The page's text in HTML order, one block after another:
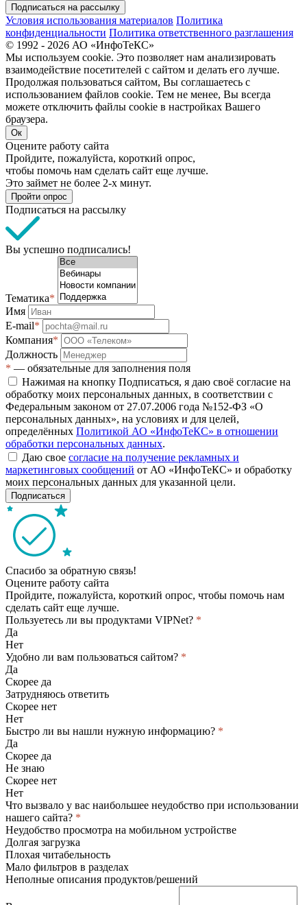
Подписаться на рассылку
Условия использования материалов Политика
конфиденциальности Политика ответственного разглашения
© 1992 - 2026 АО «ИнфоТеКС»
Мы используем cookie. Это позволяет нам анализировать
взаимодействие посетителей с сайтом и делать его лучше.
Продолжая пользоваться сайтом, Вы соглашаетесь с
использованием файлов cookie. Тем не менее, Вы всегда
можете отключить файлы cookie в настройках Вашего
браузера.
Ок
Оцените работу сайта
Пройдите, пожалуйста, короткий опрос,
чтобы помочь нам сделать сайт еще лучше.
Это займет не более 2-х минут.
Пройти опрос
Подписаться на рассылку
Вы успешно подписались!
Тематика*
Имя
E-mail*
Компания*
Должность
* — обязательные для заполнения поля
Нажимая на кнопку Подписаться, я даю своё согласие на
обработку моих персональных данных, в соответствии с
Федеральным законом от 27.07.2006 года №152-ФЗ «О
персональных данных», на условиях и для целей,
определённых Политикой АО «ИнфоТеКС» в отношении
обработки персональных данных.
Даю свое согласие на получение рекламных и
маркетинговых сообщений от АО «ИнфоТеКС» и обработку
моих персональных данных для указанной цели.
Подписаться
Спасибо за обратную связь!
Оцените работу сайта
Пройдите, пожалуйста, короткий опрос, чтобы помочь нам
сделать сайт еще лучше.
Пользуетесь ли вы продуктами VIPNet? *
Да
Нет
Удобно ли вам пользоваться сайтом? *
Да
Скорее да
Затрудняюсь ответить
Скорее нет
Нет
Быстро ли вы нашли нужную информацию? *
Да
Скорее да
Не знаю
Скорее нет
Нет
Что вызвало у вас наибольшее неудобство при использовании
нашего сайта? *
Неудобство просмотра на мобильном устройстве
Долгая загрузка
Плохая читабельность
Мало фильтров в разделах
Неполные описания продуктов/решений